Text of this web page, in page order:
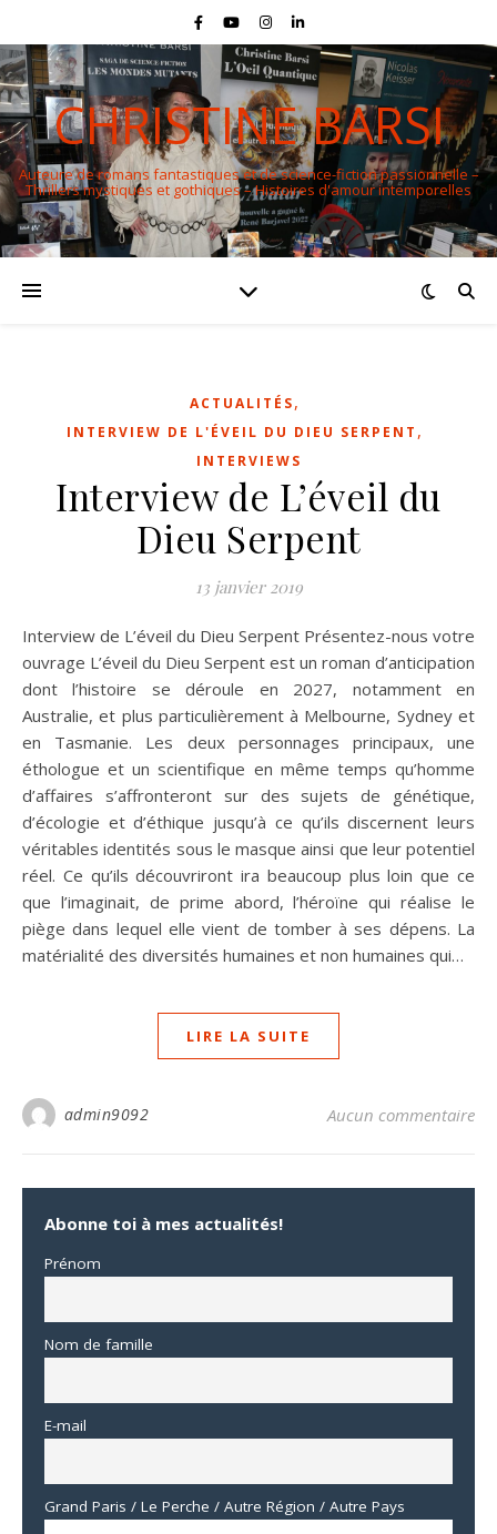
CHRISTINE BARSI
Auteure de romans fantastiques et de science-fiction passionnelle –
Thrillers mystiques et gothiques – Histoires d'amour intemporelles
ACTUALITÉS,
INTERVIEW DE L'ÉVEIL DU DIEU SERPENT ,
INTERVIEWS
Interview de L’éveil du
Dieu Serpent
13 janvier 2019
Interview de L’éveil du Dieu Serpent Présentez-nous votre
ouvrage L’éveil du Dieu Serpent est un roman d’anticipation
dont l’histoire se déroule en 2027, notamment en
Australie, et plus particulièrement à Melbourne, Sydney et
en Tasmanie. Les deux personnages principaux, une
éthologue et un scientifique en même temps qu’homme
d’affaires s’affronteront sur des sujets de génétique,
d’écologie et d’éthique jusqu’à ce qu’ils discernent leurs
véritables identités sous le masque ainsi que leur potentiel
réel. Ce qu’ils découvriront ira beaucoup plus loin que ce
que l’imaginait, de prime abord, l’héroïne qui réalise le
piège dans lequel elle vient de tomber à ses dépens. La
matérialité des diversités humaines et non humaines qui…
LIRE LA SUITE
admin9092 Aucun commentaire
Abonne toi à mes actualités!
Prénom
Nom de famille
E-mail
Grand Paris / Le Perche / Autre Région / Autre Pays